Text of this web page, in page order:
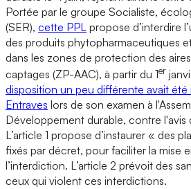
Portée par le groupe Socialiste,
(SER), cette PPL propose d’interdire
des produits phytopharmaceutiques
dans les zones de protection des
captages (ZP-AAC), à partir du 1er
disposition un peu différente avait été
Entraves lors de son examen à
Développement durable, contre l'avis
L’article 1 propose d’instaurer « des
fixés par décret, pour faciliter la mise
l’interdiction. L’article 2 prévoit des
ceux qui violent ces interdictions.